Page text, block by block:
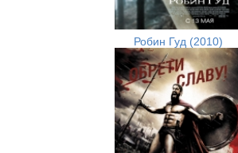
Робин Гуд (2010)